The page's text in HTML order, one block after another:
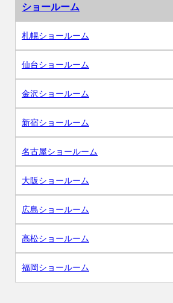
ショールーム
札幌ショールーム
仙台ショールーム
金沢ショールーム
新宿ショールーム
名古屋ショールーム
大阪ショールーム
広島ショールーム
高松ショールーム
福岡ショールーム